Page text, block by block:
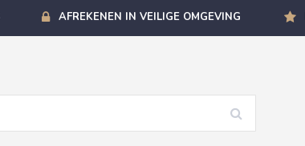
AFREKENEN IN VEILIGE OMGEVING